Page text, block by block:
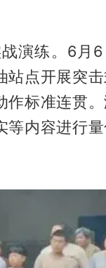
演练。6月6
站点开展突
作标准连贯
等内容进行